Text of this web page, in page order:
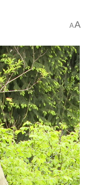
AA